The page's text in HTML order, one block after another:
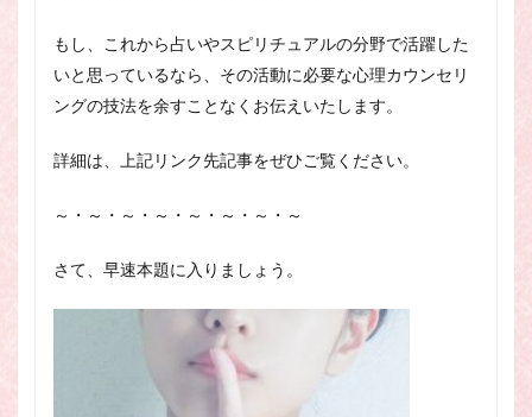
もし、これから占いやスピリチュアルの分野で活躍した
いと思っているなら、その活動に必要な心理カウンセリ
ングの技法を余すことなくお伝えいたします。
詳細は、上記リンク先記事をぜひご覧ください。
～・～・～・～・～・～・～・～
さて、早速本題に入りましょう。